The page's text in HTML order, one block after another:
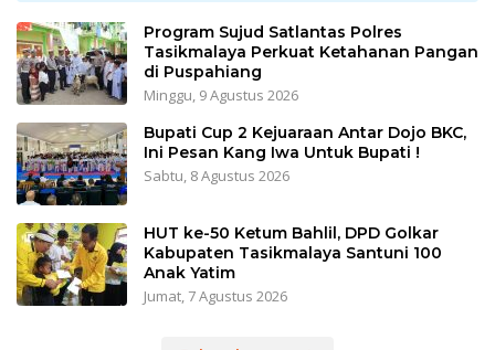
Program Sujud Satlantas Polres
Tasikmalaya Perkuat Ketahanan Pangan
di Puspahiang
Minggu, 9 Agustus 2026
Bupati Cup 2 Kejuaraan Antar Dojo BKC,
Ini Pesan Kang Iwa Untuk Bupati !
Sabtu, 8 Agustus 2026
HUT ke-50 Ketum Bahlil, DPD Golkar
Kabupaten Tasikmalaya Santuni 100
Anak Yatim
Jumat, 7 Agustus 2026